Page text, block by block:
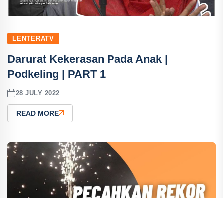
LENTERATV
Darurat Kekerasan Pada Anak |
Podkeling | PART 1
28 JULY 2022
READ MORE